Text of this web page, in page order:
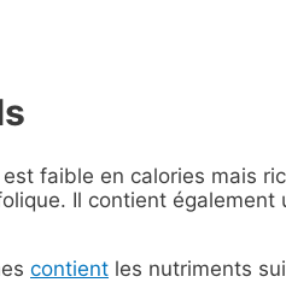
faible en calories mais
Il contient
contient les nutriments